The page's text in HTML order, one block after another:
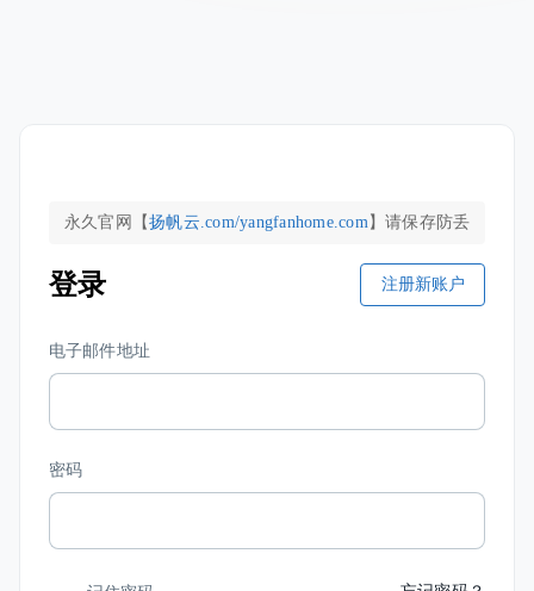
永久官网【 扬帆云.com/yangfanhome.com 】请保存
防丢
登录 注册新账户
电子邮件地址
密码